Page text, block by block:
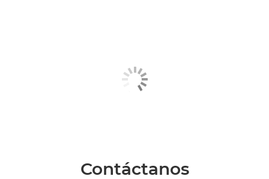
Contáctanos